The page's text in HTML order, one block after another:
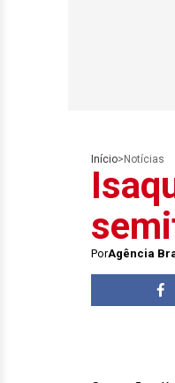
Início> Notícias
PorAgência